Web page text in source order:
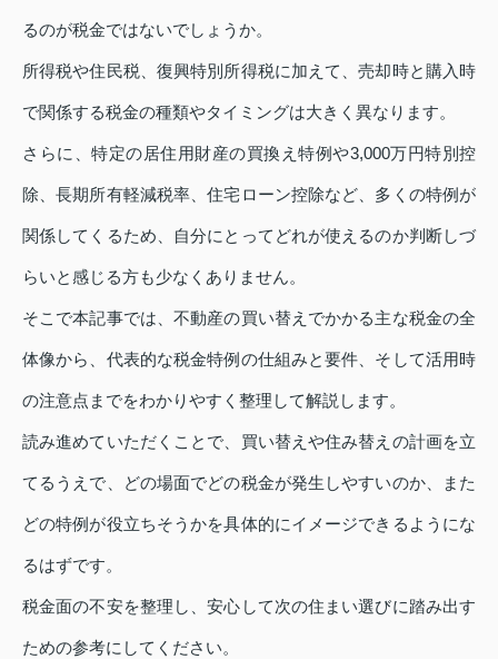
るのが税金ではないでしょうか。
所得税や住民税、復興特別所得税に加えて、売却時と購入時
で関係する税金の種類やタイミングは大きく異なります。
さらに、特定の居住用財産の買換え特例や3,000万円特別控
除、長期所有軽減税率、住宅ローン控除など、多くの特例が
関係してくるため、自分にとってどれが使えるのか判断しづ
らいと感じる方も少なくありません。
そこで本記事では、不動産の買い替えでかかる主な税金の全
体像から、代表的な税金特例の仕組みと要件、そして活用時
の注意点までをわかりやすく整理して解説します。
読み進めていただくことで、買い替えや住み替えの計画を立
てるうえで、どの場面でどの税金が発生しやすいのか、また
どの特例が役立ちそうかを具体的にイメージできるようにな
るはずです。
税金面の不安を整理し、安心して次の住まい選びに踏み出す
ための参考にしてください。